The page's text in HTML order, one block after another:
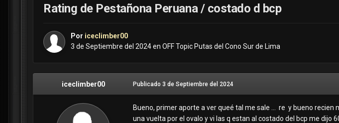
Rating de Pestañona Peruana / costado d bcp
Por iceclimber00
3 de Septiembre del 2024en OFF Topic Putas del Cono Sur de Lima
iceclimber00 Publicado 3 de Septiembre del 2024
Bueno, primer aporte a ver queé tal me sale ... re y bueno
una vuelta por el ovalo y vi las q estan al costado del bcp me